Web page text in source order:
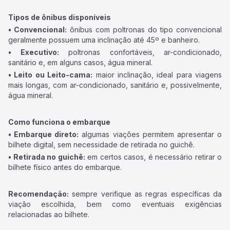
Tipos de ônibus disponíveis
• Convencional: ônibus com poltronas do tipo convencional
geralmente possuem uma inclinação até 45º e banheiro.
• Executivo: poltronas confortáveis, ar-condicionado,
sanitário e, em alguns casos, água mineral.
• Leito ou Leito-cama: maior inclinação, ideal para viagens
mais longas, com ar-condicionado, sanitário e, possivelmente,
água mineral.
Como funciona o embarque
• Embarque direto: algumas viações permitem apresentar o
bilhete digital, sem necessidade de retirada no guichê.
• Retirada no guichê: em certos casos, é necessário retirar o
bilhete físico antes do embarque.
Recomendação: sempre verifique as regras específicas da
viação escolhida, bem como eventuais exigências
relacionadas ao bilhete.